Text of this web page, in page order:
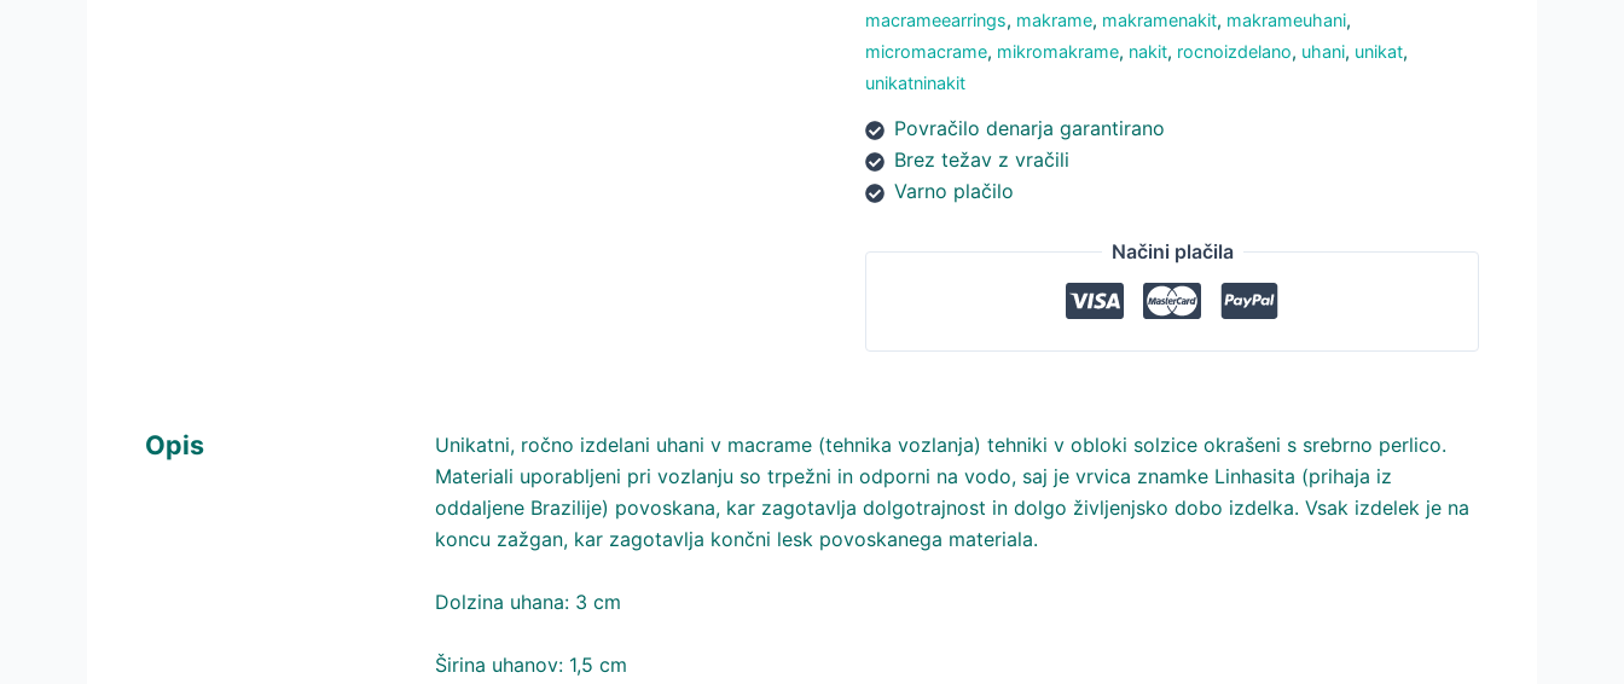
macrameearrings, makrame, makramenakit, makrameuhani,
micromacrame, mikromakrame, nakit, rocnoizdelano, uhani, unikat,
unikatninakit
Povračilo denarja garantirano
Brez težav z vračili
Varno plačilo
Načini plačila
Opis
Unikatni, ročno izdelani uhani v macrame (tehnika vozlanja) tehniki v obloki solzice okrašeni s srebrno perlico.
Materiali uporabljeni pri vozlanju so trpežni in odporni na vodo, saj je vrvica znamke Linhasita (prihaja iz
oddaljene Brazilije) povoskana, kar zagotavlja dolgotrajnost in dolgo življenjsko dobo izdelka. Vsak izdelek je na
koncu zažgan, kar zagotavlja končni lesk povoskanega materiala.
Dolzina uhana: 3 cm
Širina uhanov: 1,5 cm